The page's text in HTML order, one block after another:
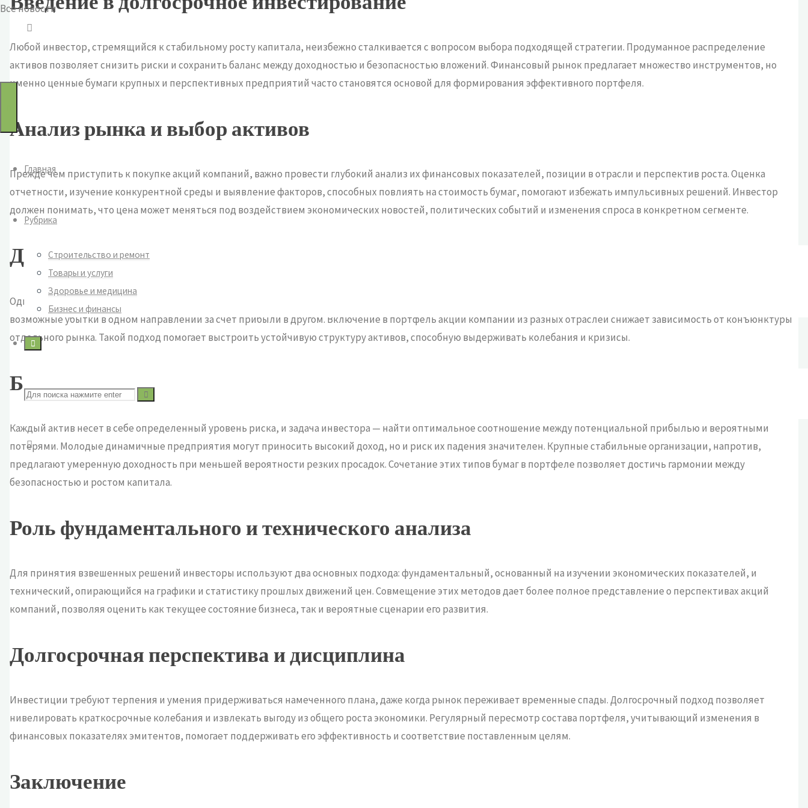
по:
Все новости
Главная
Рубрика
Строительство и ремонт
Товары и услуги
Здоровье и медицина
Бизнес и финансы
Поиск
по:
Любой инвестор, стремящийся к стабильному росту капитала, неизбежно сталкивается с вопросом выбора подходящей стратегии. Продуманное распределение
активов позволяет снизить риски и сохранить баланс между доходностью и безопасностью вложений. Финансовый рынок предлагает множество инструментов, но
именно ценные бумаги крупных и перспективных предприятий часто становятся основой для формирования эффективного портфеля.
Анализ рынка и выбор активов
Прежде чем приступить к покупке акций компаний, важно провести глубокий анализ их финансовых показателей, позиции в отрасли и перспектив роста. Оценка
отчетности, изучение конкурентной среды и выявление факторов, способных повлиять на стоимость бумаг, помогают избежать импульсивных решений. Инвестор
должен понимать, что цена может меняться под воздействием экономических новостей, политических событий и изменения спроса в конкретном сегменте.
Диверсификация как защита капитала
Один из ключевых принципов успешного инвестирования — распределение средств между различными секторами экономики. Это позволяет компенсировать
возможные убытки в одном направлении за счет прибыли в другом. Включение в портфель акций компаний из разных отраслей снижает зависимость от конъюнктуры
отдельного рынка. Такой подход помогает выстроить устойчивую структуру активов, способную выдерживать колебания и кризисы.
Баланс между риском и доходностью
Каждый актив несет в себе определенный уровень риска, и задача инвестора — найти оптимальное соотношение между потенциальной прибылью и вероятными
потерями. Молодые динамичные предприятия могут приносить высокий доход, но и риск их падения значителен. Крупные стабильные организации, напротив,
предлагают умеренную доходность при меньшей вероятности резких просадок. Сочетание этих типов бумаг в портфеле позволяет достичь гармонии между
безопасностью и ростом капитала.
Роль фундаментального и технического анализа
Для принятия взвешенных решений инвесторы используют два основных подхода: фундаментальный, основанный на изучении экономических показателей, и
технический, опирающийся на графики и статистику прошлых движений цен. Совмещение этих методов дает более полное представление о перспективах акций
компаний, позволяя оценить как текущее состояние бизнеса, так и вероятные сценарии его развития.
Долгосрочная перспектива и дисциплина
Инвестиции требуют терпения и умения придерживаться намеченного плана, даже когда рынок переживает временные спады. Долгосрочный подход позволяет
нивелировать краткосрочные колебания и извлекать выгоду из общего роста экономики. Регулярный пересмотр состава портфеля, учитывающий изменения в
финансовых показателях эмитентов, помогает поддерживать его эффективность и соответствие поставленным целям.
Заключение